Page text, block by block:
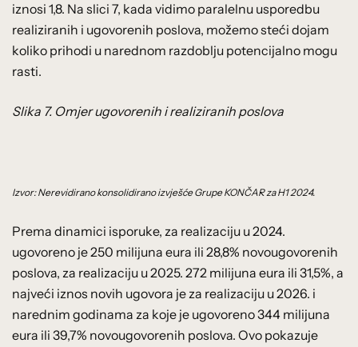
iznosi 1,8. Na slici 7, kada vidimo paralelnu usporedbu
realiziranih i ugovorenih poslova, možemo steći dojam
koliko prihodi u narednom razdoblju potencijalno mogu
rasti.
Slika 7. Omjer ugovorenih i realiziranih poslova
Izvor: Nerevidirano konsolidirano izvješće Grupe KONČAR za H1 2024.
Prema dinamici isporuke, za realizaciju u 2024.
ugovoreno je 250 milijuna eura ili 28,8% novougovorenih
poslova, za realizaciju u 2025. 272 milijuna eura ili 31,5%, a
najveći iznos novih ugovora je za realizaciju u 2026. i
narednim godinama za koje je ugovoreno 344 milijuna
eura ili 39,7% novougovorenih poslova. Ovo pokazuje